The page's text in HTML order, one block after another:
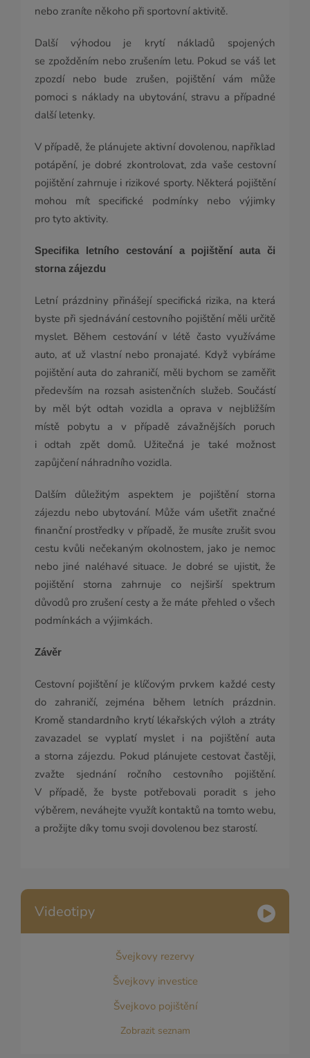
nebo zraníte někoho při sportovní aktivitě.
Další výhodou je krytí nákladů spojených
se zpožděním nebo zrušením letu. Pokud se váš let
zpozdí nebo bude zrušen, pojištění vám může
pomoci s náklady na ubytování, stravu a případné
další letenky.
V případě, že plánujete aktivní dovolenou, například
potápění, je dobré zkontrolovat, zda vaše cestovní
pojištění zahrnuje i rizikové sporty. Některá pojištění
mohou mít specifické podmínky nebo výjimky
pro tyto aktivity.
Specifika letního cestování a pojištění auta či
storna zájezdu
Letní prázdniny přinášejí specifická rizika, na která
byste při sjednávání cestovního pojištění měli určitě
myslet. Během cestování v létě často využíváme
auto, ať už vlastní nebo pronajaté. Když vybíráme
pojištění auta do zahraničí, měli bychom se zaměřit
především na rozsah asistenčních služeb. Součástí
by měl být odtah vozidla a oprava v nejbližším
místě pobytu a v případě závažnějších poruch
i odtah zpět domů. Užitečná je také možnost
zapůjčení náhradního vozidla.
Dalším důležitým aspektem je pojištění storna
zájezdu nebo ubytování. Může vám ušetřit značné
finanční prostředky v případě, že musíte zrušit svou
cestu kvůli nečekaným okolnostem, jako je nemoc
nebo jiné naléhavé situace. Je dobré se ujistit, že
pojištění storna zahrnuje co nejširší spektrum
důvodů pro zrušení cesty a že máte přehled o všech
podmínkách a výjimkách.
Závěr
Cestovní pojištění je klíčovým prvkem každé cesty
do zahraničí, zejména během letních prázdnin.
Kromě standardního krytí lékařských výloh a ztráty
zavazadel se vyplatí myslet i na pojištění auta
a storna zájezdu. Pokud plánujete cestovat častěji,
zvažte sjednání ročního cestovního pojištění.
V případě, že byste potřebovali poradit s jeho
výběrem, neváhejte využít kontaktů na tomto webu,
a prožijte díky tomu svoji dovolenou bez starostí.
Videotipy
Švejkovy rezervy
Švejkovy investice
Švejkovo pojištění
Zobrazit seznam